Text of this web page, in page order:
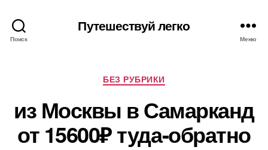
Поиск
Путешествуй легко
Меню
Рубрики
БЕЗ РУБРИКИ
из Москвы в Самарканд
от 15600₽ туда-обратно